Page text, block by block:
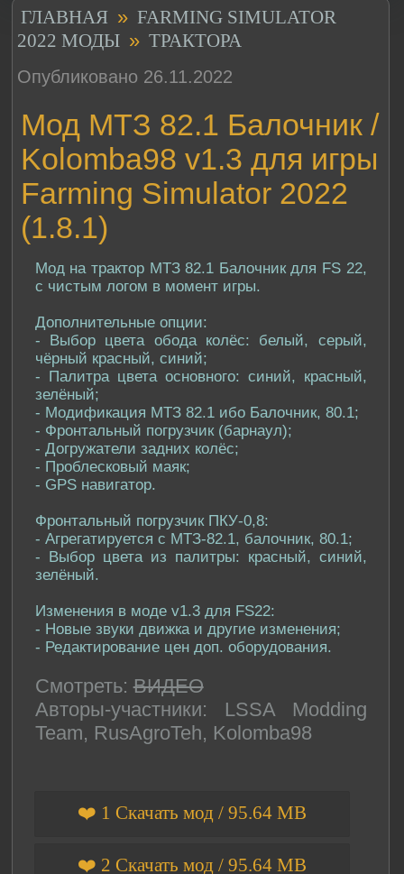
ГЛАВНАЯ » FARMING SIMULATOR
2022 МОДЫ » ТРАКТОРА
Опубликовано 26.11.2022
Мод МТЗ 82.1 Балочник /
Kolomba98 v1.3 для игры
Farming Simulator 2022
(1.8.1)
Мод на трактор МТЗ 82.1 Балочник для FS 22,
с чистым логом в момент игры.
Дополнительные опции:
- Выбор цвета обода колёс: белый, серый,
чёрный красный, синий;
- Палитра цвета основного: синий, красный,
зелёный;
- Модификация МТЗ 82.1 ибо Балочник, 80.1;
- Фронтальный погрузчик (барнаул);
- Догружатели задних колёс;
- Проблесковый маяк;
- GPS навигатор.
Фронтальный погрузчик ПКУ-0,8:
- Агрегатируется с МТЗ-82.1, балочник, 80.1;
- Выбор цвета из палитры: красный, синий,
зелёный.
Изменения в моде v1.3 для FS22:
- Новые звуки движка и другие изменения;
- Редактирование цен доп. оборудования.
Смотреть: ВИДЕО
Авторы-участники: LSSA Modding
Team, RusAgroTeh, Kolomba98
❤️ 1 Скачать мод / 95.64 MB
❤️ 2 Скачать мод / 95.64 MB